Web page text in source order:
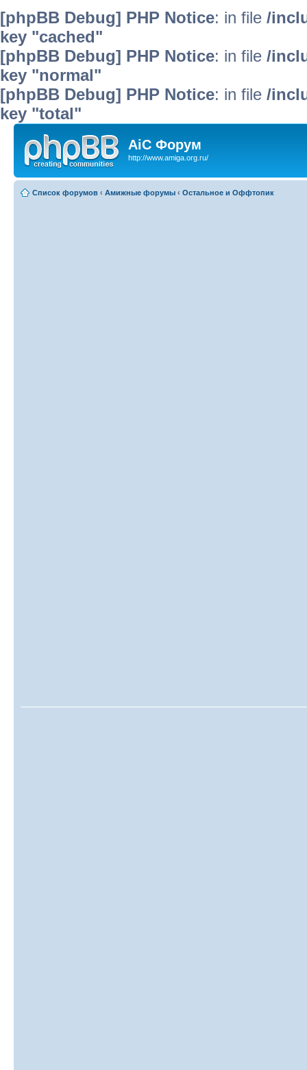
[phpBB Debug] PHP Notice: in file /
key "cached"
[phpBB Debug] PHP Notice: in file /
key "normal"
[phpBB Debug] PHP Notice: in file /
key "total"
AiC Форум
http://www.amiga.org.ru/
Список форумов ‹ Амижные форумы ‹ Остальное и Оффтопик